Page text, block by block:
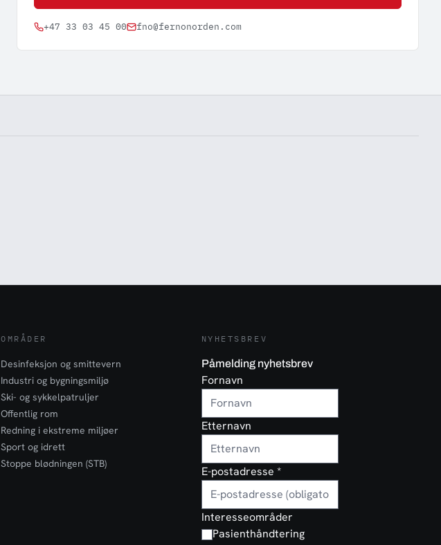
+47 33 03 45 00 fno@fernonorden.com
OMRÅDER
Desinfeksjon og smittevern
Industri og bygningsmiljø
Ski- og sykkelpatruljer
Offentlig rom
Redning i ekstreme miljøer
Sport og idrett
Stoppe blødningen (STB)
NYHETSBREV
Påmelding nyhetsbrev
Fornavn
Etternavn
E-postadresse *
Interesseområder
Pasienthåndtering